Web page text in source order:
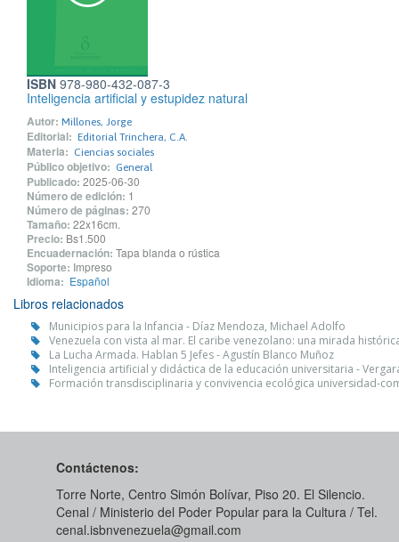
ISBN 978-980-432-087-3
Inteligencia artificial y estupidez natural
Autor: Millones, Jorge
Editorial: Editorial Trinchera, C.A.
Materia: Ciencias sociales
Público objetivo: General
Publicado: 2025-06-30
Número de edición: 1
Número de páginas: 270
Tamaño: 22x16cm.
Precio: Bs1.500
Encuadernación: Tapa blanda o rústica
Soporte: Impreso
Idioma: Español
Libros relacionados
Municipios para la Infancia - Díaz Mendoza, Michael Adolfo
Venezuela con vista al mar. El caribe venezolano: una mirada
La Lucha Armada. Hablan 5 Jefes - Agustín Blanco Muñoz
Inteligencia artificial y didáctica de la educación universitaria -
Formación transdisciplinaria y convivencia ecológica universidad-
Contáctenos:
Torre Norte, Centro Simón Bolívar, Piso 20. El Silencio.
Cenal / Ministerio del Poder Popular para la Cultura / Tel.
cenal.isbnvenezuela@gmail.com